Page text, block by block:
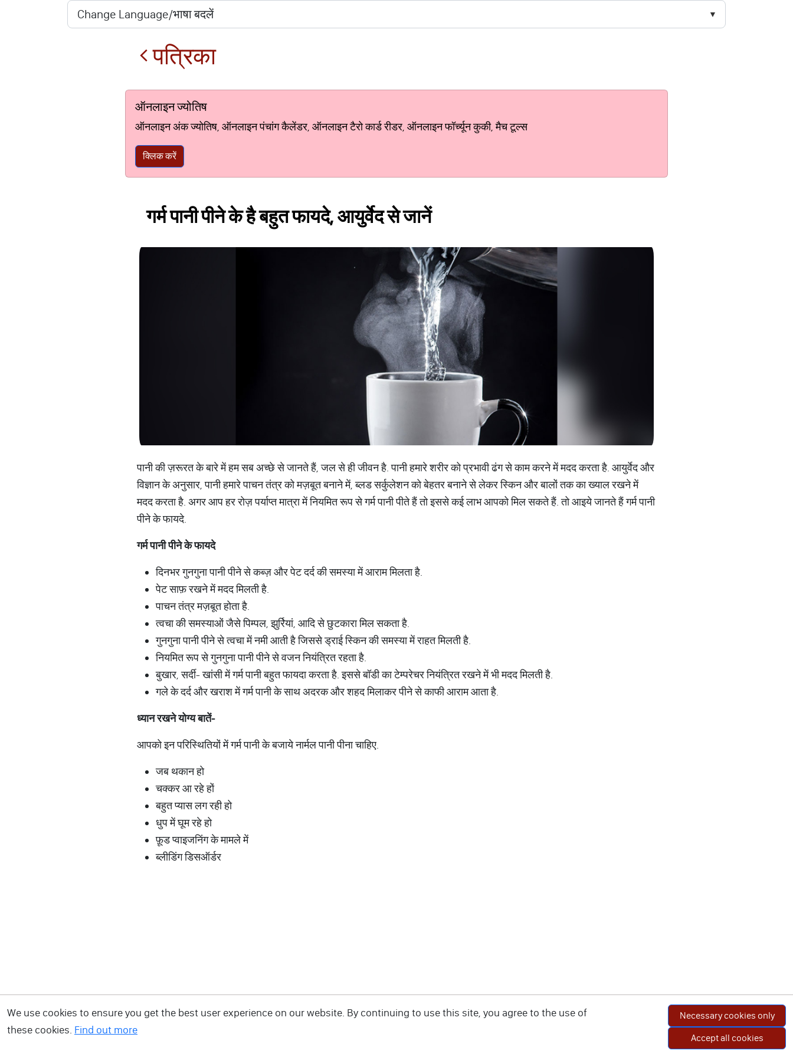
पत्रिका
ऑनलाइन ज्योतिष
ऑनलाइन अंक ज्योतिष, ऑनलाइन पंचांग कैलेंडर, ऑनलाइन टैरो कार्ड रीडर, ऑनलाइन फॉर्च्यून कुकी, मैच टूल्स
क्लिक करें
गर्म पानी पीने के है बहुत फायदे, आयुर्वेद से जानें
पानी की ज़रूरत के बारे में हम सब अच्छे से जानते हैं, जल से ही जीवन है. पानी हमारे शरीर को प्रभावी ढंग से काम करने में मदद करता है. आयुर्वेद और
विज्ञान के अनुसार, पानी हमारे पाचन तंत्र को मज़बूत बनाने में, ब्लड सर्कुलेशन को बेहतर बनाने से लेकर स्किन और बालों तक का ख्याल रखने में
मदद करता है. अगर आप हर रोज़ पर्याप्त मात्रा में नियमित रूप से गर्म पानी पीते हैं तो इससे कई लाभ आपको मिल सकते हैं. तो आइये जानते हैं गर्म पानी
पीने के फायदे.
गर्मपानीपीनेकेफायदे
दिनभर गुनगुना पानी पीने से कब्ज़ और पेट दर्द की समस्या में आराम मिलता है.
पेट साफ़ रखने में मदद मिलती है.
पाचन तंत्र मज़बूत होता है.
त्वचा की समस्याओं जैसे पिम्पल, झुर्रियां, आदि से छुटकारा मिल सकता है.
गुनगुना पानी पीने से त्वचा में नमी आती है जिससे ड्राई स्किन की समस्या में राहत मिलती है.
नियमित रूप से गुनगुना पानी पीने से वजन नियंत्रित रहता है.
बुखार, सर्दी- खांसी में गर्म पानी बहुत फायदा करता है. इससे बॉडी का टेम्परेचर नियंत्रित रखने में भी मदद मिलती है.
गले के दर्द और खराश में गर्म पानी के साथ अदरक और शहद मिलाकर पीने से काफी आराम आता है.
ध्यानरखनेयोग्यबातें-
आपको इन परिस्थितियों में गर्म पानी के बजाये नार्मल पानी पीना चाहिए.
जब थकान हो
चक्कर आ रहे हों
बहुत प्यास लग रही हो
धुप में घूम रहे हो
फ़ूड प्वाइजनिंग के मामले में
ब्लीडिंग डिसऑर्डर
We use cookies to ensure you get the best user experience on our website. By continuing to use this site, you agree to the use of
these cookies. Find out more
Necessary cookies only
Accept all cookies